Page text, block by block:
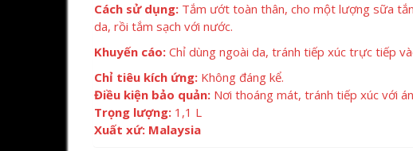
Cách sử dụng: Tắm ướt toàn thân, cho một lượng sữa
da, rồi tắm sạch với nước.
Khuyến cáo: Chỉ dùng ngoài da, tránh tiếp xúc trực tiếp
Chỉ tiêu kích ứng: Không đáng kể.
Điều kiện bảo quản: Nơi thoáng mát, tránh tiếp xúc với
Trọng lượng: 1,1 L
Xuất xứ: Malaysia